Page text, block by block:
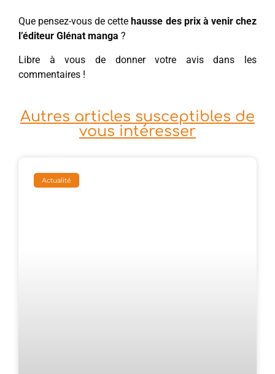
Que pensez-vous de cette hausse des prix à venir chez
l’éditeur Glénat manga ?
Libre à vous de donner votre avis dans les
commentaires !
Autres articles susceptibles de
vous intéresser
Actualité